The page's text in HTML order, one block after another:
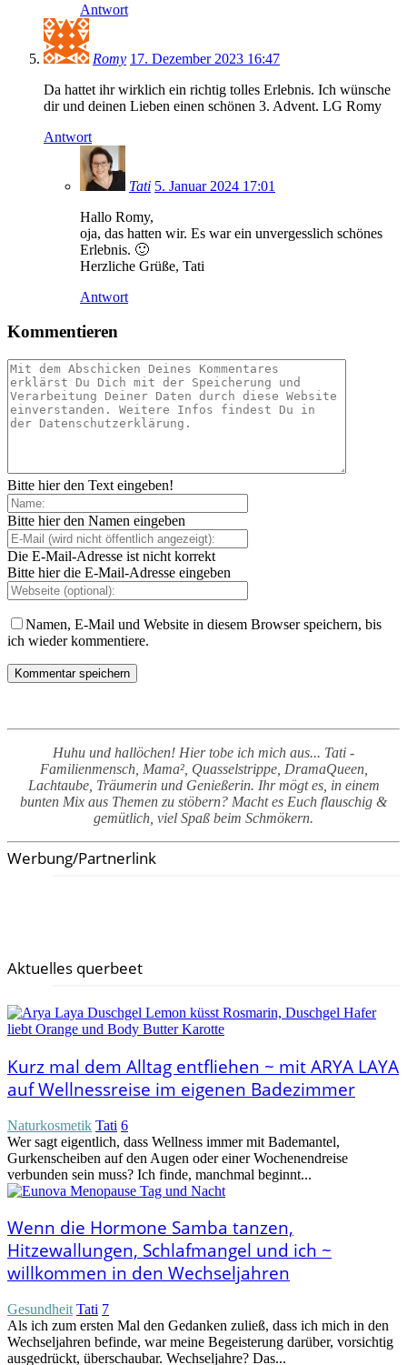
Antwort
Romy 17. Dezember 2023 16:47
Da hattet ihr wirklich ein richtig tolles Erlebnis. Ich wünsche
dir und deinen Lieben einen schönen 3. Advent. LG Romy
Antwort
Tati 5. Januar 2024 17:01
Hallo Romy,
oja, das hatten wir. Es war ein unvergesslich schönes
Erlebnis. 🙂
Herzliche Grüße, Tati
Antwort
Kommentieren
Bitte hier den Text eingeben!
Bitte hier den Namen eingeben
Die E-Mail-Adresse ist nicht korrekt
Bitte hier die E-Mail-Adresse eingeben
Namen, E-Mail und Website in diesem Browser speichern, bis
ich wieder kommentiere.
Huhu und hallöchen! Hier tobe ich mich aus... Tati -
Familienmensch, Mama², Quasselstrippe, DramaQueen,
Lachtaube, Träumerin und Genießerin. Ihr mögt es, in einem
bunten Mix aus Themen zu stöbern? Macht es Euch flauschig &
gemütlich, viel Spaß beim Schmökern.
Werbung/Partnerlink
Aktuelles querbeet
Kurz mal dem Alltag entfliehen ~ mit ARYA LAYA
auf Wellnessreise im eigenen Badezimmer
Naturkosmetik Tati 6
Wer sagt eigentlich, dass Wellness immer mit Bademantel,
Gurkenscheiben auf den Augen oder einer Wochenendreise
verbunden sein muss? Ich finde, manchmal beginnt...
Wenn die Hormone Samba tanzen,
Hitzewallungen, Schlafmangel und ich ~
willkommen in den Wechseljahren
Gesundheit Tati 7
Als ich zum ersten Mal den Gedanken zuließ, dass ich mich in den
Wechseljahren befinde, war meine Begeisterung darüber, vorsichtig
ausgedrückt, überschaubar. Wechseljahre? Das...